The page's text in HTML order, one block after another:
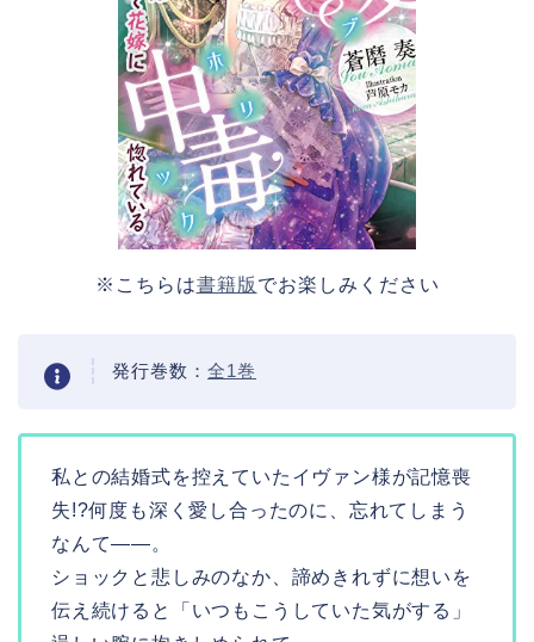
※こちらは書籍版 でお楽しみください
発行巻数： 全1巻
私との結婚式を控えていたイヴァン様が記憶喪
失!?何度も深く愛し合ったのに、忘れてしまう
なんて――。
ショックと悲しみのなか、諦めきれずに想いを
伝え続けると「いつもこうしていた気がする」